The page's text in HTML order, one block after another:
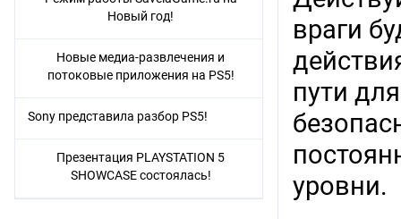
враги
пути
уровни.
Новый год!
Новые медиа-развлечения и
потоковые приложения на PS5!
Sony представила разбор PS5!
Презентация PLAYSTATION 5
SHOWCASE состоялась!